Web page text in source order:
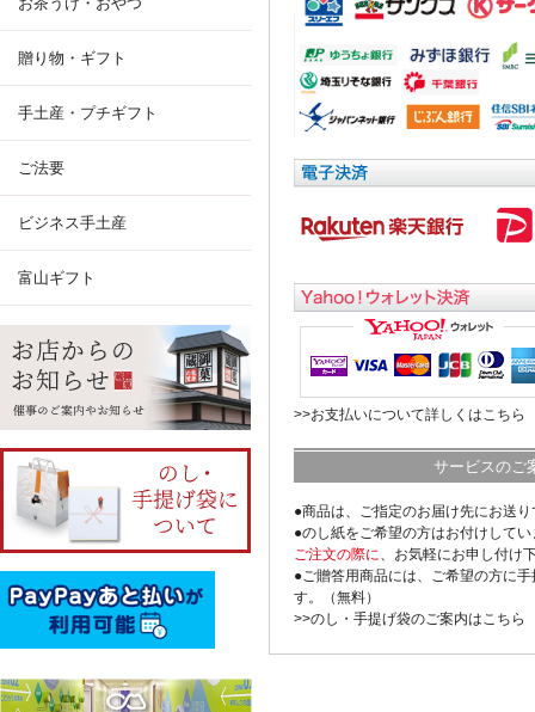
贈り物・ギフト
手土産・プチギフト
ご法要
ビジネス手土産
富山ギフト
>>お支払いについて詳しくはこちら
サービスのご
●商品は、ご指定のお届け先にお送
●のし紙をご希望の方はお付けして
ご注文の際に、お気軽にお申し付け
●ご贈答用商品には、ご希望の方に
す。（無料）
>>のし・手提げ袋のご案内はこちら